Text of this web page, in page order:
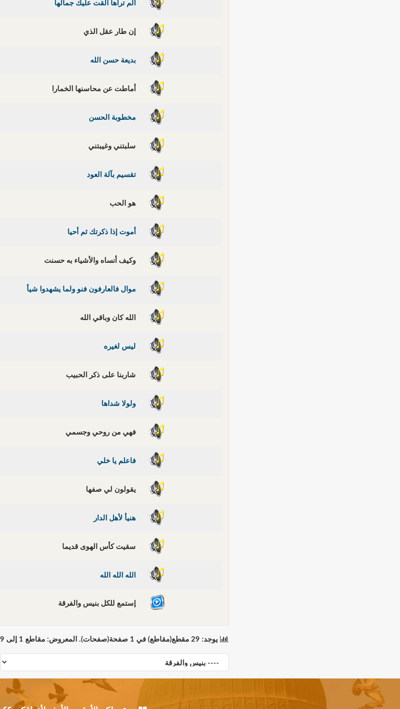
ألم تراها ألقت عليك جمالها
إن طار عقل الذي
بديعة حسن الله
أماطت عن محاسنها الخمارا
مخطوبة الحسن
سلبتني وغيبتني
تقسيم بآلة العود
هو الحب
أموت إذا ذكرتك ثم أحيا
وكيف أنساه والأشياء به حسنت
موال فالعارفون فنو ولما يشهدوا شيأ
الله كان وباقي الله
ليس لغيره
شاربنا على ذكر الحبيب
ولولا شداها
فهي من روحي وجسمي
فاعلم يا خلي
يقولون لي صفها
هنيأ لأهل الدار
سقيت كأس الهوى قديما
الله الله الله
إستمع للكل بنيس والفرقة
يوجد: 29 مقطع(مقاطع) في 1 صفحة(صفحات). المعروض: مقاطع 1 إلى 29.